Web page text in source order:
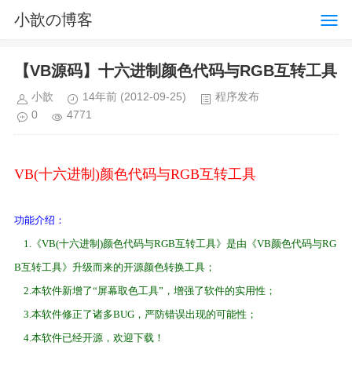
小歆の博客
【VB源码】十六进制颜色代码与RGB互转工具
小歆 14年前 (2012-09-25)
程序发布
0
4771
VB(十六进制)颜色代码与RGB互转工具
功能介绍：
1.《VB(十六进制)颜色代码与RGB互转工具》是由《VB颜色代码与RG
B互转工具》升级而来的开源颜色转换工具；
2.本软件新增了“屏幕取色工具”，增强了软件的实用性；
3.本软件修正了诸多BUG，严防错误出现的可能性；
4.本软件已经开源，欢迎下载！